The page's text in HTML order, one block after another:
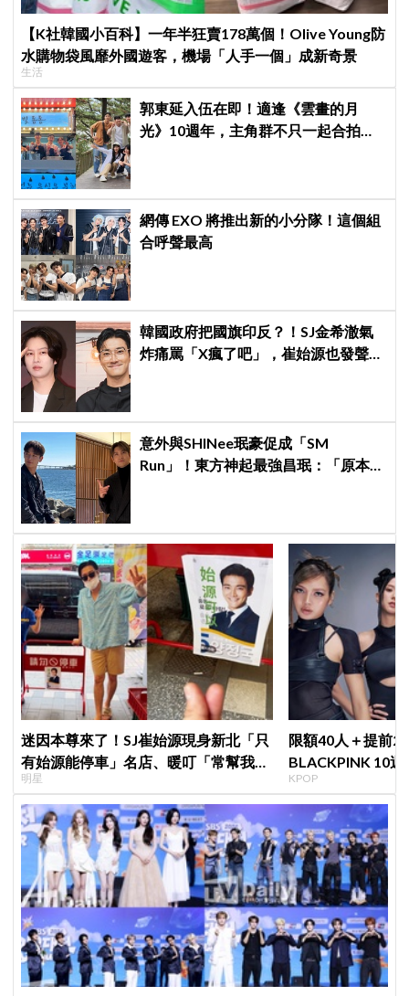
【K社韓國小百科】一年半狂賣178萬個！Olive Young防
水購物袋風靡外國遊客，機場「人手一個」成新奇景
生活
郭東延入伍在即！適逢《雲畫的月
光》10週年，主角群不只一起合拍畫
網傳 EXO 將推出新的小分隊！這個組
合呼聲最高
韓國政府把國旗印反？！SJ金希澈氣
炸痛罵「X瘋了吧」，崔始源也發聲挺
意外與SHINee珉豪促成「SM
Run」！東方神起最強昌珉：「原本想
迷因本尊來了！SJ崔始源現身新北「只
有始源能停車」名店、暖叮「常幫我換
照片」，店家尖叫合照網笑翻：這輩子
不能脫粉了
明星
限額40人＋提前2
BLACKPINK 10
衍」，YG急證實
KPOP